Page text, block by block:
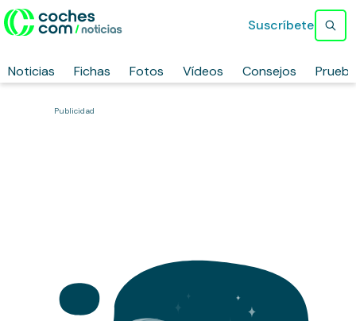
Noticias Fichas Fotos Vídeos Consejos
Suscríbete
Publicidad